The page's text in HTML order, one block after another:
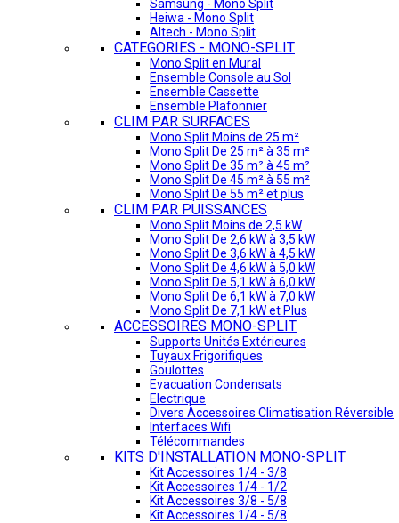
Samsung - Mono Split
Heiwa - Mono Split
Altech - Mono Split
CATEGORIES - MONO-SPLIT
Mono Split en Mural
Ensemble Console au Sol
Ensemble Cassette
Ensemble Plafonnier
CLIM PAR SURFACES
Mono Split Moins de 25 m²
Mono Split De 25 m² à 35 m²
Mono Split De 35 m² à 45 m²
Mono Split De 45 m² à 55 m²
Mono Split De 55 m² et plus
CLIM PAR PUISSANCES
Mono Split Moins de 2,5 kW
Mono Split De 2,6 kW à 3,5 kW
Mono Split De 3,6 kW à 4,5 kW
Mono Split De 4,6 kW à 5,0 kW
Mono Split De 5,1 kW à 6,0 kW
Mono Split De 6,1 kW à 7,0 kW
Mono Split De 7,1 kW et Plus
ACCESSOIRES MONO-SPLIT
Supports Unités Extérieures
Tuyaux Frigorifiques
Goulottes
Evacuation Condensats
Electrique
Divers Accessoires Climatisation Réversible
Interfaces Wifi
Télécommandes
KITS D'INSTALLATION MONO-SPLIT
Kit Accessoires 1/4 - 3/8
Kit Accessoires 1/4 - 1/2
Kit Accessoires 3/8 - 5/8
Kit Accessoires 1/4 - 5/8